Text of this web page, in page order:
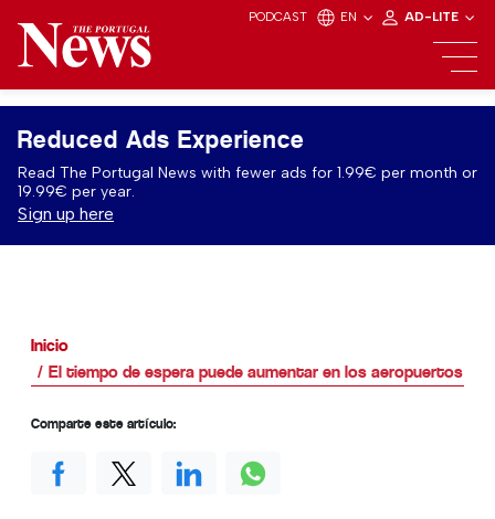
PODCAST EN AD-LITE
Reduced Ads Experience
Read The Portugal News with fewer ads for 1.99€ per month or
19.99€ per year.
Sign up here
Inicio
El tiempo de espera puede aumentar en los aeropuertos
Comparte este artículo: